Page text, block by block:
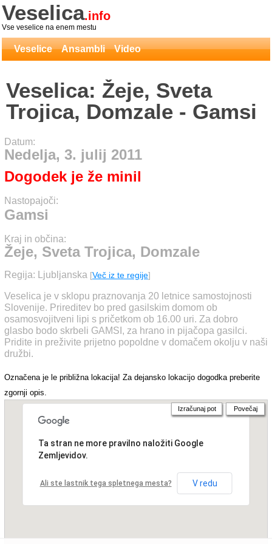
Veselica.info
Vse veselice na enem mestu
Veselice Ansambli Video
Veselica: Žeje, Sveta
Trojica, Domzale - Gamsi
Datum:
Nedelja, 3. julij 2011
Dogodek je že minil
Nastopajoči:
Gamsi
Kraj in občina:
Žeje, Sveta Trojica, Domzale
Regija: Ljubljanska [Več iz te regije]
Veselica je v sklopu praznovanja 20 letnice samostojnosti
Slovenije. Prireditev bo pred gasilskim domom ob
osamosvojitveni lipi s pričetkom ob 16.00 uri. Za dobro
glasbo bodo skrbeli GAMSI, za hrano in pijačopa gasilci.
Pridite in preživite prijetno popoldne v domačem okolju v naši
družbi.
Označena je le približna lokacija! Za dejansko lokacijo dogodka preberite
zgornji opis.
Ta stran ne more pravilno naložiti Google
Zemljevidov.
Ali ste lastnik tega spletnega mesta? V redu
Izračunaj pot Povečaj